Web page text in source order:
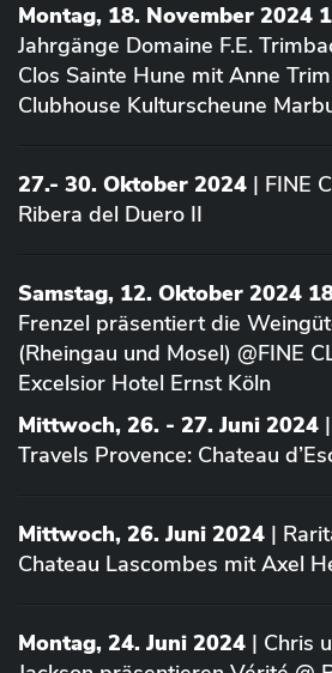
Montag, 18. November 2024
Jahrgänge Domaine F.E.
Clos Sainte Hune mit Anne
Clubhouse Kulturscheune
27.- 30. Oktober 2024 | FINE
Ribera del Duero II
Samstag, 12. Oktober 2024
Frenzel präsentiert die
(Rheingau und Mosel) @FINE
Excelsior Hotel Ernst Köln
Mittwoch, 26. - 27. Juni 2024
Travels Provence: Chateau
Mittwoch, 26. Juni 2024 |
Chateau Lascombes mit Axel
Montag, 24. Juni 2024 | Chris